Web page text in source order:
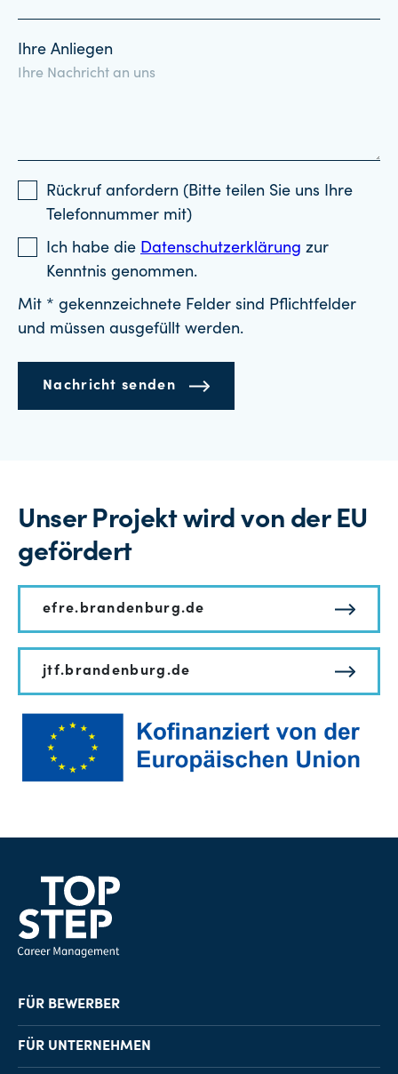
Ihre Anliegen
Rückruf anfordern (Bitte teilen Sie uns Ihre
Telefonnummer mit)
Ich habe die Datenschutzerklärung zur
Kenntnis genommen.
Mit * gekennzeichnete Felder sind Pflichtfelder
und müssen ausgefüllt werden.
Nachricht senden
Unser Projekt wird von der EU
gefördert
efre.brandenburg.de
jtf.brandenburg.de
FÜR BEWERBER
Job-Finder
Karriereberatung
FÜR UNTERNEHMEN